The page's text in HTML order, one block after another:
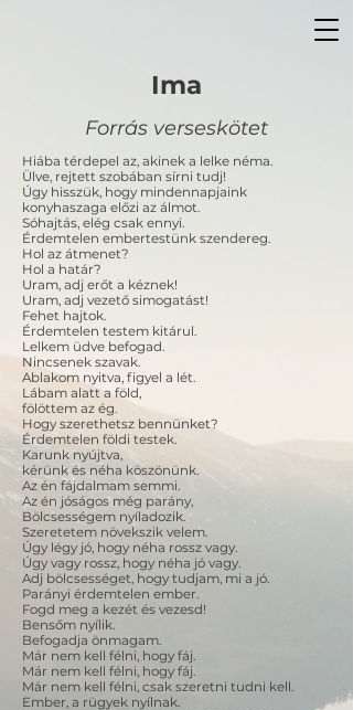
Ima
Forrás verseskötet
Hiába térdepel az, akinek a lelke néma.
Ülve, rejtett szobában sírni tudj!
Úgy hisszük, hogy mindennapjaink
konyhaszaga előzi az álmot.
Sóhajtás, elég csak ennyi.
Érdemtelen embertestünk szendereg.
Hol az átmenet?
Hol a határ?
Uram, adj erőt a kéznek!
Uram, adj vezető simogatást!
Fehet hajtok.
Érdemtelen testem kitárul.
Lelkem üdve befogad.
Nincsenek szavak.
Ablakom nyitva, figyel a lét.
Lábam alatt a föld,
fölöttem az ég.
Hogy szerethetsz bennünket?
Érdemtelen földi testek.
Karunk nyújtva,
kérünk és néha köszönünk.
Az én fájdalmam semmi.
Az én jóságos még parány,
Bölcsességem nyíladozik.
Szeretetem növekszik velem.
Úgy légy jó, hogy néha rossz vagy.
Úgy vagy rossz, hogy néha jó vagy.
Adj bölcsességet, hogy tudjam, mi a jó.
Parányi érdemtelen ember.
Fogd meg a kezét és vezesd!
Bensőm nyílik.
Befogadja önmagam.
Már nem kell félni, hogy fáj.
Már nem kell félni, hogy fáj.
Már nem kell félni, csak szeretni tudni kell.
Ember, a rügyek nyílnak.